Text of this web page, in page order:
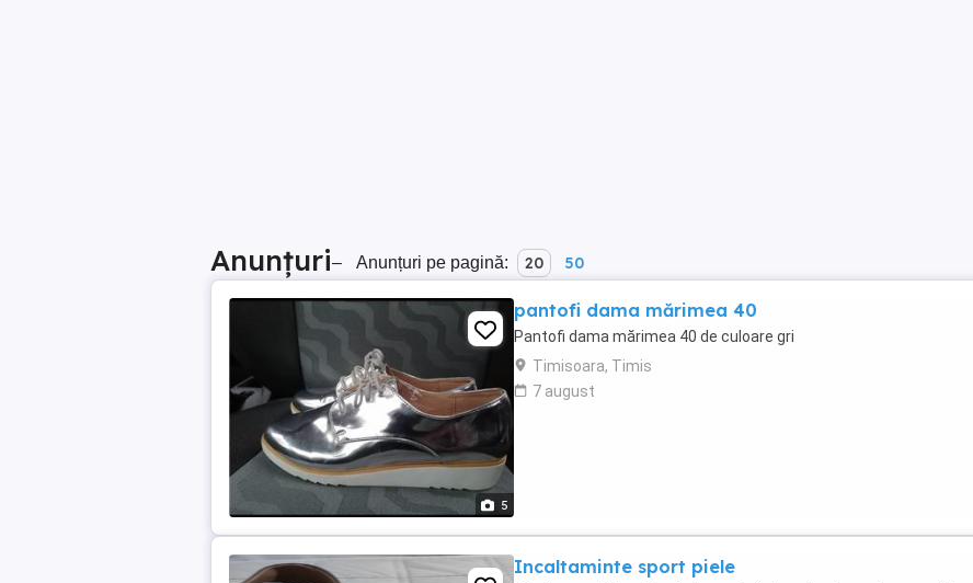
Anunțuri– Anunțuri pe pagină: 20 50
5
pantofi dama mărimea 40
Pantofi dama mărimea 40 de culoare gri
Timisoara, Timis
7 august
Incaltaminte sport piele